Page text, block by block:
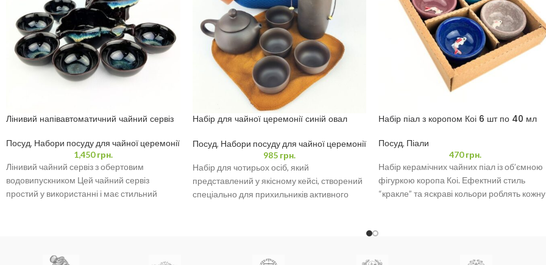
Лінивий напівавтоматичний чайний сервіз
Посуд, Набори посуду для чайної церемонії
1,450грн.
Лінивий чайний сервіз з обертовим
водовипускником Цей чайний сервіз
простий у використанні і має стильний
Набір для чайної церемонії синій овал
Посуд, Набори посуду для чайної церемонії
985грн.
Набір для чотирьох осіб, який
представлений у якісному кейсі, створений
спеціально для прихильників активного
Набір піал з коропом Коі 6 шт по 40 мл
Посуд, Піали
470грн.
Набір керамічних чайних піал із об’ємною
фігуркою коропа Коі. Ефектний стиль
“кракле” та яскраві кольори роблять кожну